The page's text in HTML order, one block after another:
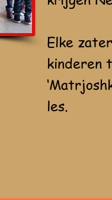
Elke
kinderen
les.